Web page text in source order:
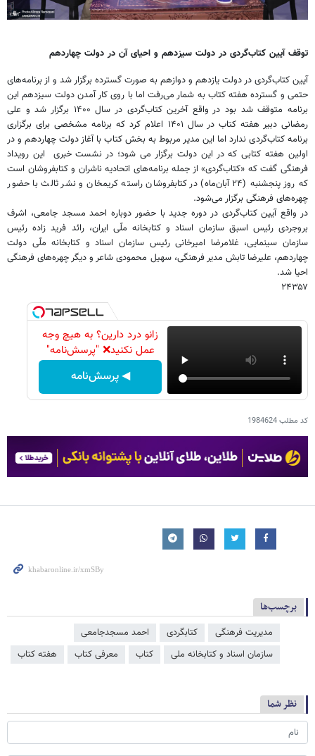
توقف آیین کتاب‌گردی در دولت سیزدهم و احیای آن در دولت چهاردهم
آیین کتاب‌گردی در دولت یازدهم و دوازهم به صورت گسترده برگزار شد و از برنامه‌های
حتمی و گسترده هفته کتاب به شمار می‌رفت اما با روی کار آمدن دولت سیزدهم این
برنامه متوقف شد بود در واقع آخرین کتاب‌گردی در سال ۱۴۰۰ برگزار شد و علی
رمضانی دبیر هفته کتاب در سال ۱۴۰۱ اعلام کرد که برنامه مشخصی برای برگزاری
برنامه کتاب‌گردی ندارد اما این مدیر مربوط به بخش کتاب با آغاز دولت چهاردهم و در
اولین هفته کتابی که در این دولت برگزار می شود؛ در نشست خبری این رویداد
فرهنگی گفت که «کتاب‌گردی» از جمله برنامه‌های اتحادیه ناشران و کتابفروشان است
که روز پنجشنبه (۲۴ آبان‌ماه) در کتابفروشان راسته کریمخان و نشر ثالث با حضور
چهره‌های فرهنگی برگزار می‌شود.
در واقع آیین کتاب‌گردی در دوره جدید با حضور دوباره احمد مسجد جامعی، اشرف
بروجردی رئیس اسبق سازمان اسناد و کتابخانه ملّی ایران، رائد فرید زاده رئیس
سازمان سینمایی، غلامرضا امیرخانی رئیس سازمان اسناد و کتابخانه ملّی دولت
چهاردهم، علیرضا تابش مدیر فرهنگی، سهیل محمودی شاعر و دیگر چهره‌های فرهنگی
احیا شد.
۲۴۳۵۷
زانو درد دارین؟ به هیچ وجه
عمل نکنید❌ "پرسش‌نامه"
◀ پرسش‌نامه
کد مطلب1984624
برچسب‌ها
مدیریت فرهنگی کتابگردی
احمد مسجدجامعی
سازمان اسناد و کتابخانه ملی
کتاب معرفی کتاب هفته کتاب
نظر شما